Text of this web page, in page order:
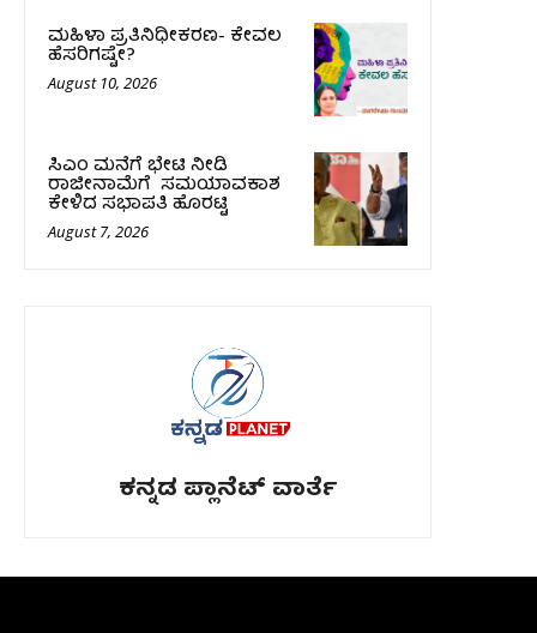
ಮಹಿಳಾ ಪ್ರತಿನಿಧೀಕರಣ- ಕೇವಲ
ಹೆಸರಿಗಷ್ಟೇ?
August 10, 2026
ಸಿಎಂ ಮನೆಗೆ ಭೇಟಿ ನೀಡಿ
ರಾಜೀನಾಮೆಗೆ ಸಮಯಾವಕಾಶ
ಕೇಳಿದ ಸಭಾಪತಿ ಹೊರಟ್ಟಿ
August 7, 2026
ಕನ್ನಡ ಪ್ಲಾನೆಟ್ ವಾರ್ತೆ